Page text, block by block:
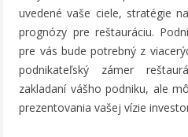
uvedené vaše ciele, stratégie
prognózy pre reštauráciu.
pre vás bude potrebný z
podnikateľský zámer
zakladaní vášho podniku, ale
prezentovania vašej vízie